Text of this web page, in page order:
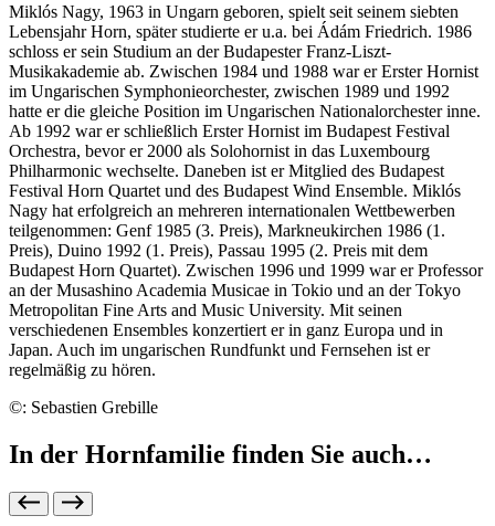
Miklós Nagy, 1963 in Ungarn geboren, spielt seit seinem siebten
Lebensjahr Horn, später studierte er u.a. bei Ádám Friedrich. 1986
schloss er sein Studium an der Budapester Franz-Liszt-
Musikakademie ab. Zwischen 1984 und 1988 war er Erster Hornist
im Ungarischen Symphonieorchester, zwischen 1989 und 1992
hatte er die gleiche Position im Ungarischen Nationalorchester inne.
Ab 1992 war er schließlich Erster Hornist im Budapest Festival
Orchestra, bevor er 2000 als Solohornist in das Luxembourg
Philharmonic wechselte. Daneben ist er Mitglied des Budapest
Festival Horn Quartet und des Budapest Wind Ensemble. Miklós
Nagy hat erfolgreich an mehreren internationalen Wettbewerben
teilgenommen: Genf 1985 (3. Preis), Markneukirchen 1986 (1.
Preis), Duino 1992 (1. Preis), Passau 1995 (2. Preis mit dem
Budapest Horn Quartet). Zwischen 1996 und 1999 war er Professor
an der Musashino Academia Musicae in Tokio und an der Tokyo
Metropolitan Fine Arts and Music University. Mit seinen
verschiedenen Ensembles konzertiert er in ganz Europa und in
Japan. Auch im ungarischen Rundfunkt und Fernsehen ist er
regelmäßig zu hören.
©: Sebastien Grebille
In der Hornfamilie finden Sie auch…